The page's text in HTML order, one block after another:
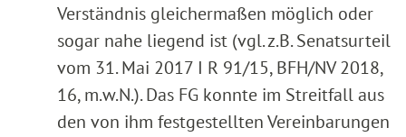
Verständnis gleichermaßen möglich oder
sogar nahe liegend ist (vgl. z.B. Senatsurteil
vom 31. Mai 2017 I R 91/15, BFH/NV 2018,
16, m.w.N.). Das FG konnte im Streitfall aus
den von ihm festgestellten Vereinbarungen